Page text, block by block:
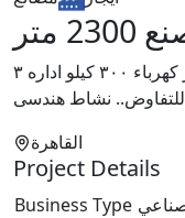
متر
مصنع ٢٣٠٠ متر مبنى جمالون ١٣٠٠ متر كهرباء ٣٠٠ كيلو اداره ٣
القاهرة
Project Details
Business Type